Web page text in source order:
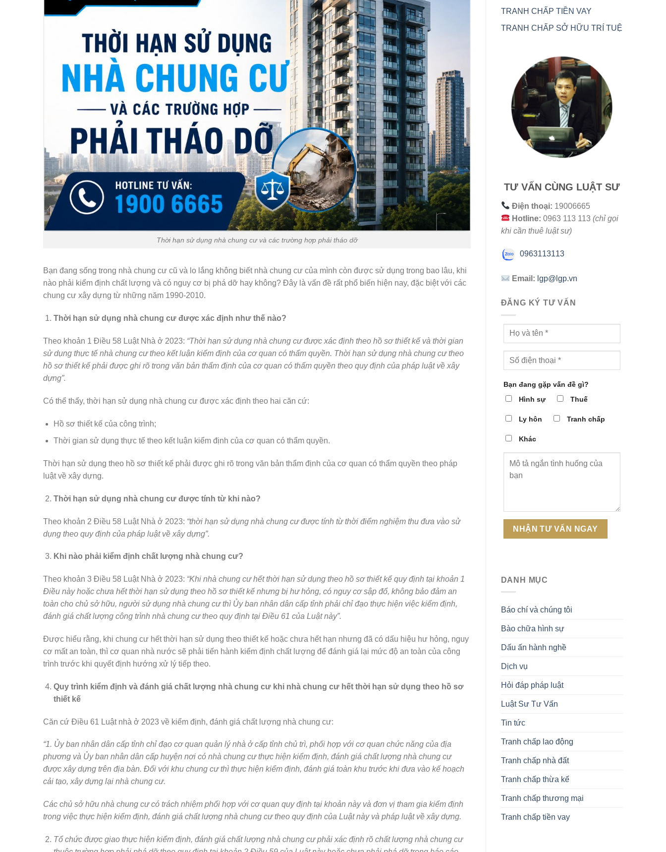
Thời hạn sử dụng nhà chung cư và các trường hợp phải tháo dỡ
Bạn đang sống trong nhà chung cư cũ và lo lắng không biết nhà chung cư của mình còn được sử dụng trong bao lâu, khi
nào phải kiểm định chất lượng và có nguy cơ bị phá dỡ hay không? Đây là vấn đề rất phổ biến hiện nay, đặc biệt với các
chung cư xây dựng từ những năm 1990-2010.
Thời hạn sử dụng nhà chung cư được xác định như thế nào?
Theo khoản 1 Điều 58 Luật Nhà ở 2023: “Thời hạn sử dụng nhà chung cư được xác định theo hồ sơ thiết kế và thời gian
sử dụng thực tế nhà chung cư theo kết luận kiểm định của cơ quan có thẩm quyền. Thời hạn sử dụng nhà chung cư theo
hồ sơ thiết kế phải được ghi rõ trong văn bản thẩm định của cơ quan có thẩm quyền theo quy định của pháp luật về xây
dựng”.
Có thể thấy, thời hạn sử dụng nhà chung cư được xác định theo hai căn cứ:
Hồ sơ thiết kế của công trình;
Thời gian sử dụng thực tế theo kết luận kiểm định của cơ quan có thẩm quyền.
Thời hạn sử dụng theo hồ sơ thiết kế phải được ghi rõ trong văn bản thẩm định của cơ quan có thẩm quyền theo pháp
luật về xây dựng.
Thời hạn sử dụng nhà chung cư được tính từ khi nào?
Theo khoản 2 Điều 58 Luật Nhà ở 2023: “thời hạn sử dụng nhà chung cư được tính từ thời điểm nghiệm thu đưa vào sử
dụng theo quy định của pháp luật về xây dựng”.
Khi nào phải kiểm định chất lượng nhà chung cư?
Theo khoản 3 Điều 58 Luật Nhà ở 2023: “Khi nhà chung cư hết thời hạn sử dụng theo hồ sơ thiết kế quy định tại khoản 1
Điều này hoặc chưa hết thời hạn sử dụng theo hồ sơ thiết kế nhưng bị hư hỏng, có nguy cơ sập đổ, không bảo đảm an
toàn cho chủ sở hữu, người sử dụng nhà chung cư thì Ủy ban nhân dân cấp tỉnh phải chỉ đạo thực hiện việc kiểm định,
đánh giá chất lượng công trình nhà chung cư theo quy định tại Điều 61 của Luật này”.
Được hiểu rằng, khi chung cư hết thời hạn sử dụng theo thiết kế hoặc chưa hết hạn nhưng đã có dấu hiệu hư hỏng, nguy
cơ mất an toàn, thì cơ quan nhà nước sẽ phải tiến hành kiểm định chất lượng để đánh giá lại mức độ an toàn của công
trình trước khi quyết định hướng xử lý tiếp theo.
Quy trình kiểm định và đánh giá chất lượng nhà chung cư khi nhà chung cư hết thời hạn sử dụng theo hồ sơ
thiết kế
Căn cứ Điều 61 Luật nhà ở 2023 về kiểm định, đánh giá chất lượng nhà chung cư:
“1. Ủy ban nhân dân cấp tỉnh chỉ đạo cơ quan quản lý nhà ở cấp tỉnh chủ trì, phối hợp với cơ quan chức năng của địa
phương và Ủy ban nhân dân cấp huyện nơi có nhà chung cư thực hiện kiểm định, đánh giá chất lượng nhà chung cư
được xây dựng trên địa bàn. Đối với khu chung cư thì thực hiện kiểm định, đánh giá toàn khu trước khi đưa vào kế hoạch
cải tạo, xây dựng lại nhà chung cư.
Các chủ sở hữu nhà chung cư có trách nhiệm phối hợp với cơ quan quy định tại khoản này và đơn vị tham gia kiểm định
trong việc thực hiện kiểm định, đánh giá chất lượng nhà chung cư theo quy định của Luật này và pháp luật về xây dựng.
Tổ chức được giao thực hiện kiểm định, đánh giá chất lượng nhà chung cư phải xác định rõ chất lượng nhà chung cư
TRANH CHẤP TIỀN VAY
TRANH CHẤP SỞ HỮU TRÍ TUỆ
TƯ VẤN CÙNG LUẬT SƯ
Điện thoại: 19006665
Hotline: 0963 113 113 (chỉ gọi
khi cần thuê luật sư)
0963113113
Email: lgp@lgp.vn
ĐĂNG KÝ TƯ VẤN
Bạn đang gặp vấn đề gì?
Hình sự
Thuế
Ly hôn Tranh chấp
Khác
DANH MỤC
Báo chí và chúng tôi
Bào chữa hình sự
Dấu ấn hành nghề
Dịch vụ
Hỏi đáp pháp luật
Luật Sư Tư Vấn
Tin tức
Tranh chấp lao động
Tranh chấp nhà đất
Tranh chấp thừa kế
Tranh chấp thương mại
Tranh chấp tiền vay